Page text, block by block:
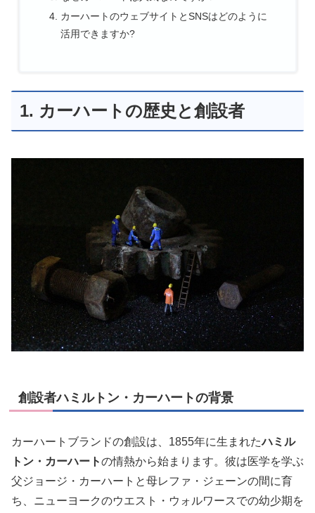
カーハートのウェブサイトとSNSはどのように
活用できますか?
1. カーハートの歴史と創設者
創設者ハミルトン・カーハートの背景
カーハートブランドの創設は、1855年に生まれたハミル
トン・カーハートの情熱から始まります。彼は医学を学ぶ
父ジョージ・カーハートと母レファ・ジェーンの間に育
ち、ニューヨークのウエスト・ウォルワースでの幼少期を